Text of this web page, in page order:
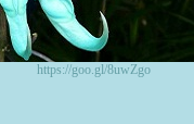
https://goo.gl/8uwZgo